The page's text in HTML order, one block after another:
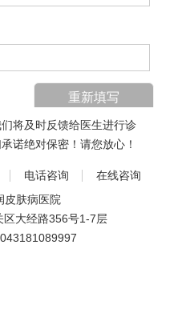
将及时反馈给医生进行诊
诺绝对保密！请您放心！
电话咨询
在线咨询
皮肤病医院
区大经路356号1-7层
043181089997